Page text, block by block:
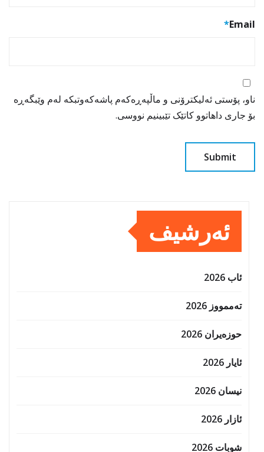
Email
*
ناو، پۆستی ئەلیکترۆنی و ماڵپەڕەکەم پاشەکەوتبکە لەم وێبگەڕە
بۆ جاری داهاتوو کاتێک تێبینیم نووسی.
ئەرشیف
ئاب 2026
تەممووز 2026
حوزه‌یران 2026
ئایار 2026
نیسان 2026
ئازار 2026
شوبات 2026